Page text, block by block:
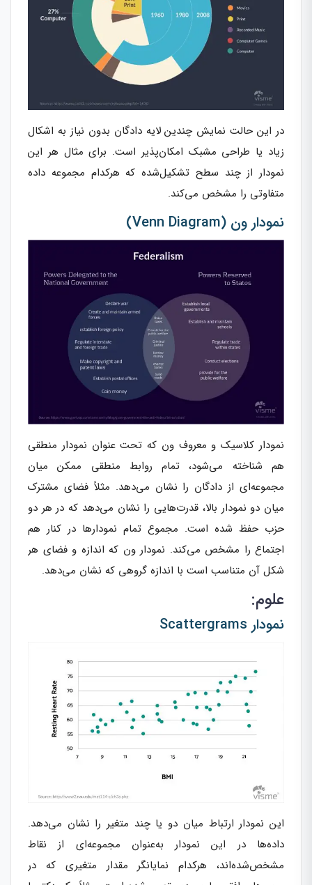
در این حالت نمایش چندین لایه دادگان بدون نیاز به اشکال
زیاد یا طراحی مشبک امکان‌پذیر است. برای مثال هر این
نمودار از چند سطح تشکیل‌شده که هرکدام مجموعه داده
متفاوتی را مشخص می‌کند.
نمودار ون (Venn Diagram)
نمودار کلاسیک و معروف ون که تحت عنوان نمودار منطقی
هم شناخته می‌شود، تمام روابط منطقی ممکن میان
مجموعه‌ای از دادگان را نشان می‌دهد. مثلاً فضای مشترک
میان دو نمودار بالا، قدرت‌هایی را نشان می‌دهد که در هر دو
حزب حفظ‌ شده است. مجموع تمام نمودارها در کنار هم
اجتماع را مشخص می‌کند. نمودار ون که اندازه و فضای هر
شکل آن متناسب است با اندازه گروهی که نشان می‌دهد.
علوم:
نمودار Scattergrams
این نمودار ارتباط میان دو یا چند متغیر را نشان می‌دهد.
داده‌ها در این نمودار به‌عنوان مجموعه‌ای از نقاط
مشخص‌شده‌اند، هرکدام نمایانگر مقدار متغیری که در